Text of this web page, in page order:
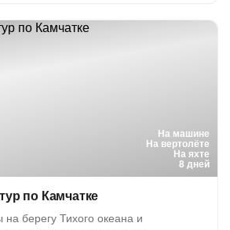
На машине
На вертолёте
На яхте
8 дней
по Камчатке
на берегу Тихого океана и